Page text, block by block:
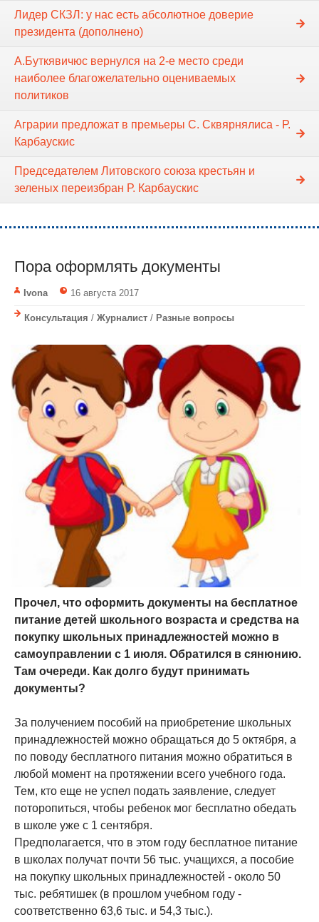
Лидер СКЗЛ: у нас есть абсолютное доверие
президента (дополнено)
А.Буткявичюс вернулся на 2-е место среди
наиболее благожелательно оцениваемых
политиков
Аграрии предложат в премьеры С. Сквярнялиса - Р.
Карбаускис
Председателем Литовского союза крестьян и
зеленых переизбран Р. Карбаускис
Пора оформлять документы
Ivona 16 августа 2017
Консультация / Журналист / Разные вопросы
Прочел, что оформить документы на бесплатное
питание детей школьного возраста и средства на
покупку школьных принадлежностей можно в
самоуправлении с 1 июля. Обратился в сянюнию.
Там очереди. Как долго будут принимать
документы?
За получением пособий на приобретение школьных
принадлежностей можно обращаться до 5 октября, а
по поводу бесплатного питания можно обратиться в
любой момент на протяжении всего учебного года.
Тем, кто еще не успел подать заявление, следует
поторопиться, чтобы ребенок мог бесплатно обедать
в школе уже с 1 сентября.
Предполагается, что в этом году бесплатное питание
в школах получат почти 56 тыс. учащихся, а пособие
на покупку школьных принадлежностей - около 50
тыс. ребятишек (в прошлом учебном году -
соответственно 63,6 тыс. и 54,3 тыс.).